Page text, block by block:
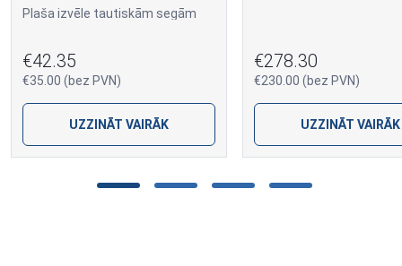
Plaša izvēle tautiskām segām
€42.35
€35.00 (bez PVN)
UZZINĀT VAIRĀK
€278.30
€230.00 (bez PVN)
UZZINĀT VAIRĀK